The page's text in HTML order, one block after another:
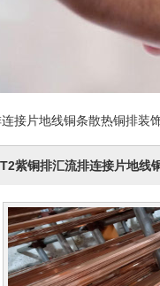
接片地线铜条散热铜排装
T2紫铜排汇流排连接片地线